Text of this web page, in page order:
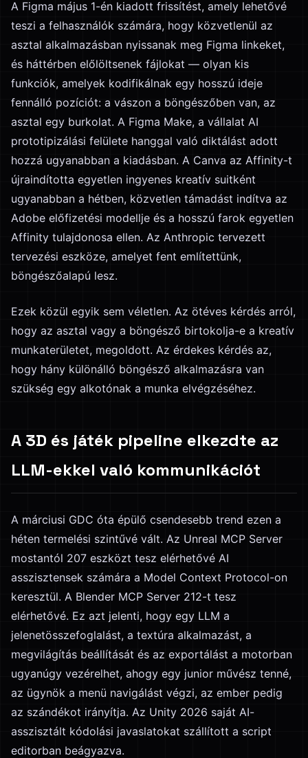
A Figma május 1-én kiadott frissítést, amely lehetővé
teszi a felhasználók számára, hogy közvetlenül az
asztal alkalmazásban nyissanak meg Figma linkeket,
és háttérben előlöltsenek fájlokat — olyan kis
funkciók, amelyek kodifikálnak egy hosszú ideje
fennálló pozíciót: a vászon a böngészőben van, az
asztal egy burkolat. A Figma Make, a vállalat AI
prototipizálási felülete hanggal való diktálást adott
hozzá ugyanabban a kiadásban. A Canva az Affinity-t
újraindította egyetlen ingyenes kreatív suitként
ugyanabban a hétben, közvetlen támadást indítva az
Adobe előfizetési modellje és a hosszú farok egyetlen
Affinity tulajdonosa ellen. Az Anthropic tervezett
tervezési eszköze, amelyet fent említettünk,
böngészőalapú lesz.
Ezek közül egyik sem véletlen. Az ötéves kérdés arról,
hogy az asztal vagy a böngésző birtokolja-e a kreatív
munkaterületet, megoldott. Az érdekes kérdés az,
hogy hány különálló böngésző alkalmazásra van
szükség egy alkotónak a munka elvégzéséhez.
A 3D és játék pipeline elkezdte az
LLM-ekkel való kommunikációt
A márciusi GDC óta épülő csendesebb trend ezen a
héten termelési szintűvé vált. Az Unreal MCP Server
mostantól 207 eszközt tesz elérhetővé AI
asszisztensek számára a Model Context Protocol-on
keresztül. A Blender MCP Server 212-t tesz
elérhetővé. Ez azt jelenti, hogy egy LLM a
jelenetösszefoglalást, a textúra alkalmazást, a
megvilágítás beállítását és az exportálást a motorban
ugyanúgy vezérelhet, ahogy egy junior művész tenné,
az ügynök a menü navigálást végzi, az ember pedig
az szándékot irányítja. Az Unity 2026 saját AI-
asszisztált kódolási javaslatokat szállított a script
editorban beágyazva.